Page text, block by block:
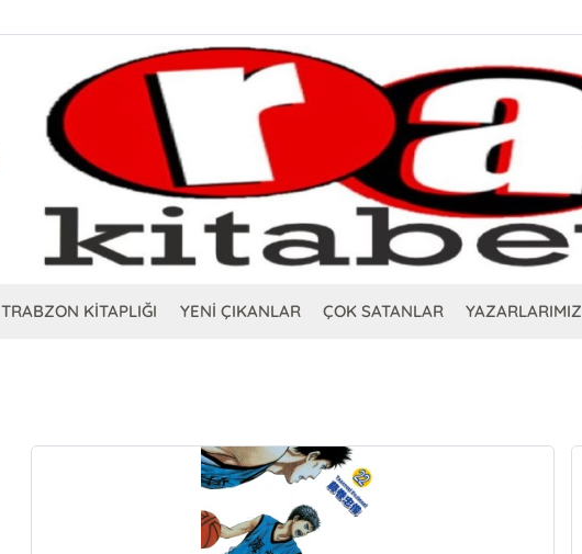
TRABZON KİTAPLIĞI YENİ ÇIKANLAR ÇOK SATANLAR YAZARLARIMIZ